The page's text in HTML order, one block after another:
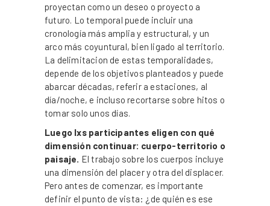
proyectan como un deseo o proyecto a
futuro. Lo temporal puede incluir una
cronología más amplia y estructural, y un
arco más coyuntural, bien ligado al territorio.
La delimitacion de estas temporalidades,
depende de los objetivos planteados y puede
abarcar décadas, referir a estaciones, al
día/noche, e incluso recortarse sobre hitos o
tomar solo unos días.
Luego lxs participantes eligen con qué
dimensión continuar: cuerpo-territorio o
paisaje. El trabajo sobre los cuerpos incluye
una dimensión del placer y otra del displacer.
Pero antes de comenzar, es importante
definir el punto de vista: ¿de quién es ese